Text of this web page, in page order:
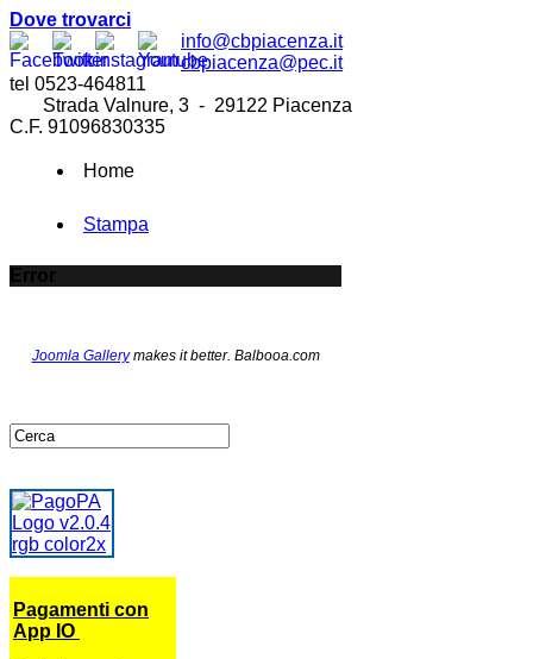
Dove trovarci
info@cbpiacenza.it
cbpiacenza@pec.it
tel 0523-464811
Strada Valnure, 3 - 29122 Piacenza
C.F. 91096830335
Home
Stampa
Error
Joomla Gallerymakes it better. Balbooa.com
Pagamenti con
App IO